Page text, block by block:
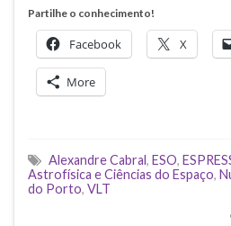
Partilhe o conhecimento!
Facebook X
More
Alexandre Cabral, ESO,
Astrofísica e Ciências do Espaço,
do Porto, VLT